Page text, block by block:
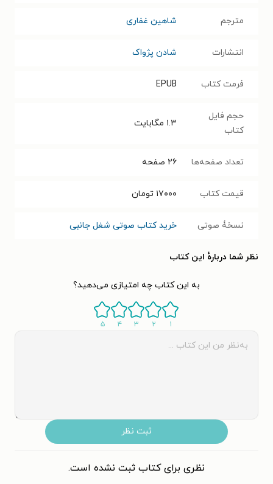
مترجم شاهین غفاری
انتشارات شادن پژواک
فرمت کتاب EPUB
حجم فایل
کتاب
۱.۳ مگابایت
تعداد صفحه‌ها ۲۶ صفحه
قیمت کتاب ۱۷۰۰۰ تومان
نسخۀ صوتی خرید کتاب صوتی شغل جانبی
نظر شما دربارهٔ این کتاب
به این کتاب چه امتیازی می‌دهید؟
۱ ۲ ۳ ۴ ۵
ثبت نظر
نظری برای کتاب ثبت نشده است.